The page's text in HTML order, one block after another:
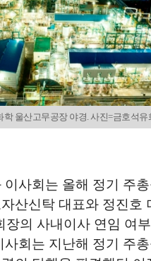
학 울산고무공장 야경. 사진=금호석유
이사회는 올해 정기 주
산신탁 대표와 정진호
장의 사내이사 연임 여
사회는 지난해 정기 주